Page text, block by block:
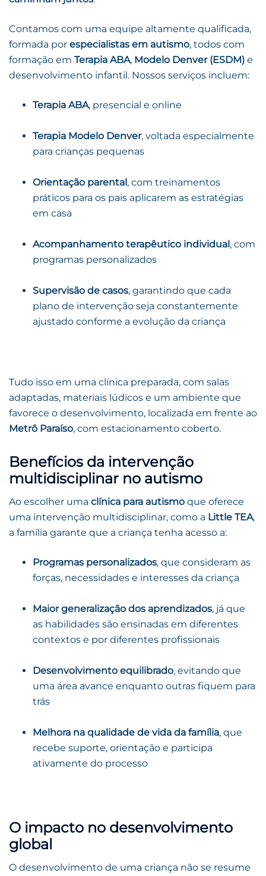
Contamos com uma equipe altamente qualificada,
formada por especialistas em autismo, todos com
formação em Terapia ABA, Modelo Denver (ESDM) e
desenvolvimento infantil. Nossos serviços incluem:
Terapia ABA, presencial e online
Terapia Modelo Denver, voltada especialmente
para crianças pequenas
Orientação parental, com treinamentos
práticos para os pais aplicarem as estratégias
em casa
Acompanhamento terapêutico individual, com
programas personalizados
Supervisão de casos, garantindo que cada
plano de intervenção seja constantemente
ajustado conforme a evolução da criança
Tudo isso em uma clínica preparada, com salas
adaptadas, materiais lúdicos e um ambiente que
favorece o desenvolvimento, localizada em frente ao
Metrô Paraíso, com estacionamento coberto.
Benefícios da intervenção
multidisciplinar no autismo
Ao escolher uma clínica para autismo que oferece
uma intervenção multidisciplinar, como a Little TEA,
a família garante que a criança tenha acesso a:
Programas personalizados, que consideram as
forças, necessidades e interesses da criança
Maior generalização dos aprendizados, já que
as habilidades são ensinadas em diferentes
contextos e por diferentes profissionais
Desenvolvimento equilibrado, evitando que
uma área avance enquanto outras fiquem para
trás
Melhora na qualidade de vida da família, que
recebe suporte, orientação e participa
ativamente do processo
O impacto no desenvolvimento
global
O desenvolvimento de uma criança não se resume